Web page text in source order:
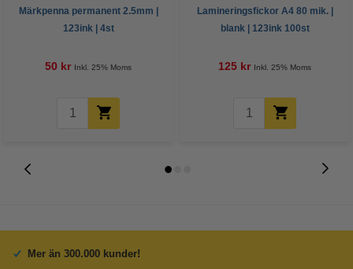
Märkpenna permanent 2.5mm |
123ink | 4st
50 kr Inkl. 25% Moms
Lamineringsfickor A4 80 mik. |
blank | 123ink 100st
125 kr Inkl. 25% Moms
Mer än 300.000 kunder!